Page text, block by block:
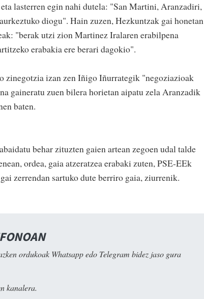
lasterren egin nahi dutela: "San Martini, Aranzadiri,
diogu". Hain zuzen, Hezkuntzak gai honetan
"berak utzi zion Martinez Iralaren erabilpena
erabakia ere berari dagokio".
zinegotzia izan zen Iñigo Iñurrategik "negoziazioak
gaineratu zuen bilera horietan aipatu zela Aranzadik
baten.
behar zituzten gaien artean zegoen udal talde
ordea, gaia atzeratzea erabaki zuten, PSE-EEk
zerrendan sartuko dute berriro gaia, ziurrenik.
ordukoak Whatsapp edo Telegram bidez jaso gura
kanalera.